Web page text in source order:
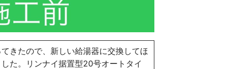
きたので、新しい給湯器に交換してほ
た。リンナイ据置型20号オートタイ